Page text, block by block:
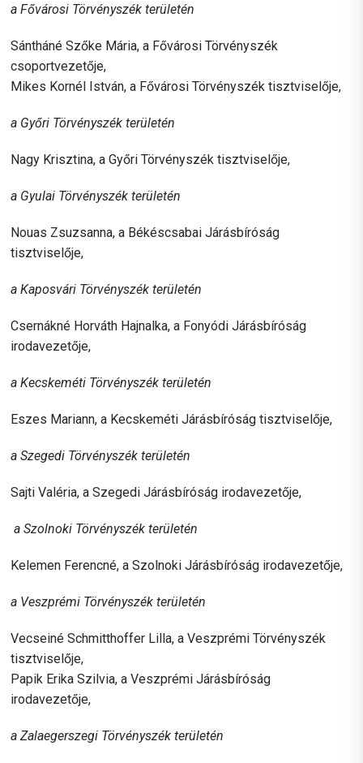
a Fővárosi Törvényszék területén
Sántháné Szőke Mária, a Fővárosi Törvényszék
csoportvezetője,
Mikes Kornél István, a Fővárosi Törvényszék tisztviselője,
a Győri Törvényszék területén
Nagy Krisztina, a Győri Törvényszék tisztviselője,
a Gyulai Törvényszék területén
Nouas Zsuzsanna, a Békéscsabai Járásbíróság
tisztviselője,
a Kaposvári Törvényszék területén
Csernákné Horváth Hajnalka, a Fonyódi Járásbíróság
irodavezetője,
a Kecskeméti Törvényszék területén
Eszes Mariann, a Kecskeméti Járásbíróság tisztviselője,
a Szegedi Törvényszék területén
Sajti Valéria, a Szegedi Járásbíróság irodavezetője,
a Szolnoki Törvényszék területén
Kelemen Ferencné, a Szolnoki Járásbíróság irodavezetője,
a Veszprémi Törvényszék területén
Vecseiné Schmitthoffer Lilla, a Veszprémi Törvényszék
tisztviselője,
Papik Erika Szilvia, a Veszprémi Járásbíróság
irodavezetője,
a Zalaegerszegi Törvényszék területén